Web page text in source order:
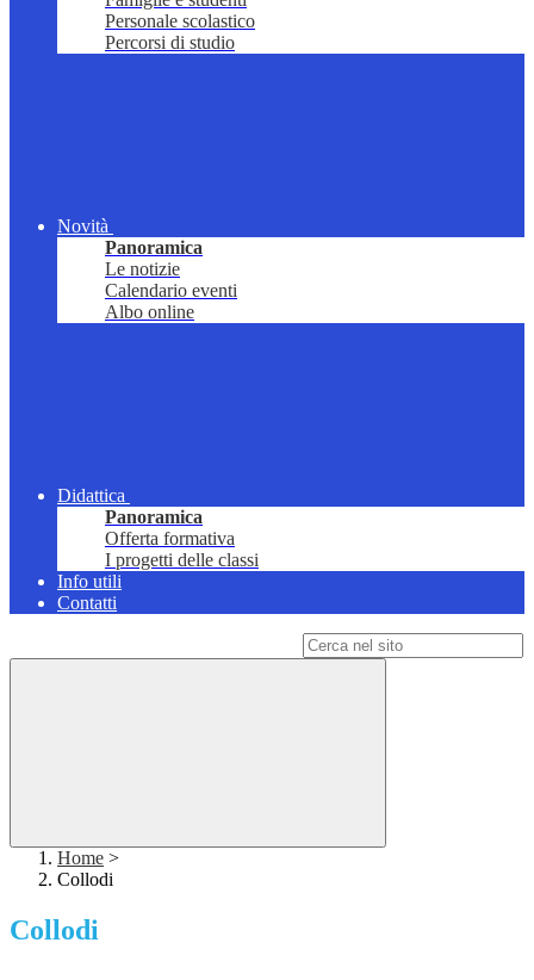
Personale scolastico
Percorsi di studio
Novità
Panoramica
Le notizie
Calendario eventi
Albo online
Didattica
Panoramica
Offerta formativa
I progetti delle classi
Info utili
Contatti
Home >
Collodi
Collodi